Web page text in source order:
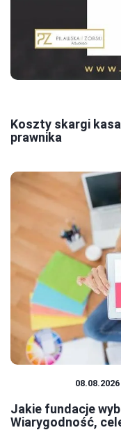
Koszty skargi
prawnika
08.08.2026
Jakie fundacje
Wiarygodność,